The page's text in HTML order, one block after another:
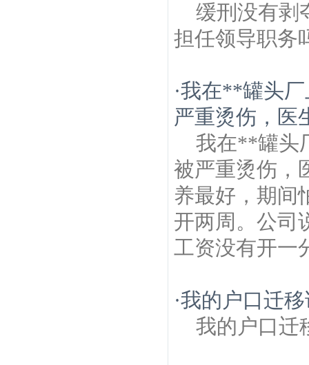
缓刑没有剥
担任领导职务
·我在**罐头厂
严重烫伤，医
我在**罐头
被严重烫伤，
养最好，期间
开两周。公司
工资没有开一
·我的户口迁
我的户口迁